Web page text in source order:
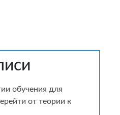
обучения для
от теории к